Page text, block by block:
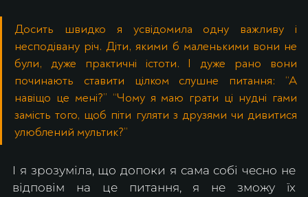
Досить швидко я усвідомила одну важливу і
несподівану річ. Діти, якими б маленькими вони не
були, дуже практичні істоти. І дуже рано вони
починають ставити цілком слушне питання: “А
навіщо це мені?” “Чому я маю грати ці нудні гами
замість того, щоб піти гуляти з друзями чи дивитися
улюблений мультик?”
І я зрозуміла, що допоки я сама собі чесно не
відповім на це питання, я не зможу їх